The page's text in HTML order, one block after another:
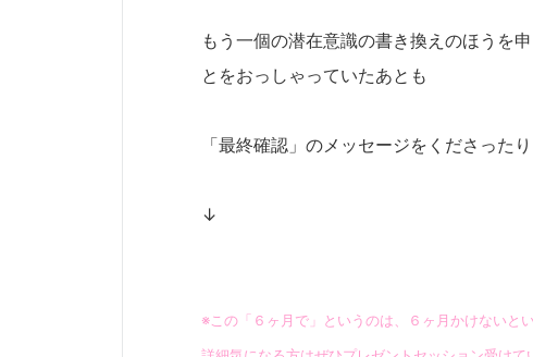
もう一個の潜在意識の書き換えのほうを
とをおっしゃっていたあとも
「最終確認」のメッセージをくださったり
↓
※この「６ヶ月で」というのは、６ヶ月かけないと